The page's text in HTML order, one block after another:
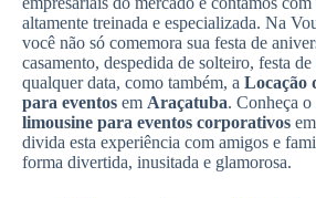
altamente treinada e especializada. Na
você não só comemora sua festa de
casamento, despedida de solteiro, festa de
qualquer data, como também, a Locação
para eventos em Araçatuba. Conheça o
limousine para eventos corporativos em
divida esta experiência com amigos e
forma divertida, inusitada e glamorosa.